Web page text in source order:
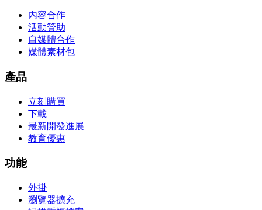
內容合作
活動贊助
自媒體合作
媒體素材包
產品
立刻購買
下載
最新開發進展
教育優惠
功能
外掛
瀏覽器擴充